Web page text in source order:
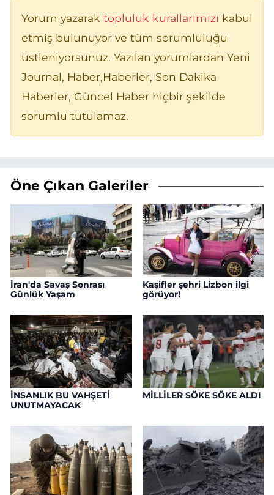
Yorum yazarak topluluk kurallarımızı kabul
etmiş bulunuyor ve tüm sorumluluğu
üstleniyorsunuz. Yazılan yorumlardan Yeni
Journal, Haber,Haberler, Son Dakika
Haberler, Güncel Haber hiçbir şekilde
sorumlu tutulamaz.
Öne Çıkan Galeriler
İran'da Savaş Sonrası
Günlük Yaşam
Kaşifler şehri Lizbon ilgi
görüyor!
İNSANLIK BU VAHŞETİ
UNUTMAYACAK
MİLLİLER SÖKE SÖKE ALDI